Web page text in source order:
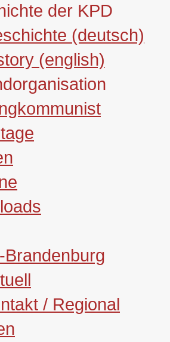
der KPD
(deutsch)
(english)
Brandenburg
/ Regional